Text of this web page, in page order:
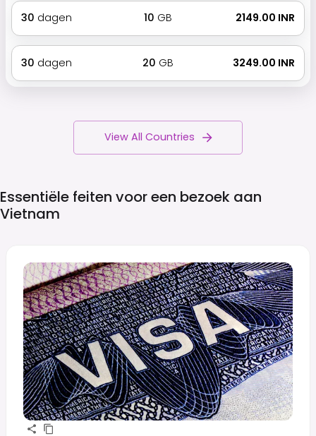
30 dagen 10 GB ₹ 2149.00 INR
30 dagen 20 GB ₹ 3249.00 INR
View All Countries
Essentiële feiten voor een bezoek aan
Vietnam